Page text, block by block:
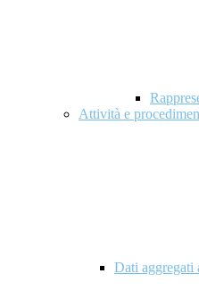
Attività e
Dati aggregati